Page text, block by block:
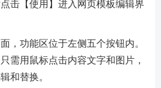
击【使用】进入网页模板编辑界
，功能区位于左侧五个按钮内。
需用鼠标点击内容文字和图片，
和替换。